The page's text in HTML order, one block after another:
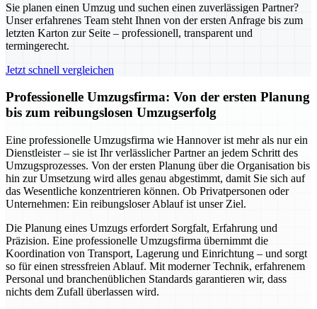
Sie planen einen Umzug und suchen einen zuverlässigen Partner?
Unser erfahrenes Team steht Ihnen von der ersten Anfrage bis zum
letzten Karton zur Seite – professionell, transparent und
termingerecht.
Jetzt schnell vergleichen
Professionelle Umzugsfirma: Von der ersten Planung
bis zum reibungslosen Umzugserfolg
Eine professionelle Umzugsfirma wie Hannover ist mehr als nur ein
Dienstleister – sie ist Ihr verlässlicher Partner an jedem Schritt des
Umzugsprozesses. Von der ersten Planung über die Organisation bis
hin zur Umsetzung wird alles genau abgestimmt, damit Sie sich auf
das Wesentliche konzentrieren können. Ob Privatpersonen oder
Unternehmen: Ein reibungsloser Ablauf ist unser Ziel.
Die Planung eines Umzugs erfordert Sorgfalt, Erfahrung und
Präzision. Eine professionelle Umzugsfirma übernimmt die
Koordination von Transport, Lagerung und Einrichtung – und sorgt
so für einen stressfreien Ablauf. Mit moderner Technik, erfahrenem
Personal und branchenüblichen Standards garantieren wir, dass
nichts dem Zufall überlassen wird.